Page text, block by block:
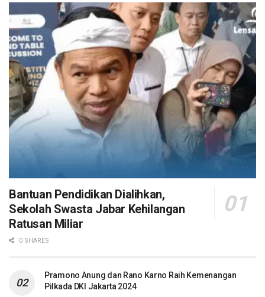
Bantuan Pendidikan Dialihkan,
Sekolah Swasta Jabar Kehilangan
Ratusan Miliar
0 SHARES
Pramono Anung dan Rano Karno Raih Kemenangan
Pilkada DKI Jakarta 2024